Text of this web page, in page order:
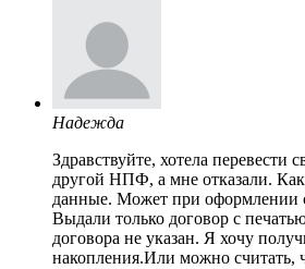
Надежда
Здравствуйте, хотела перевести
другой НПФ, а мне отказали.
данные. Может при оформлении
Выдали только договор с
договора не указан. Я хочу
накопления.Или можно считать,